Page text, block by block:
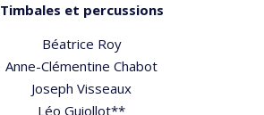
Timbales et percussions
Béatrice Roy
Anne-Clémentine Chabot
Joseph Visseaux
Léo Guiollot**